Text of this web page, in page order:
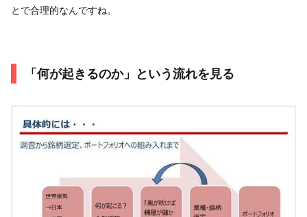
とで合理的なんですね。
「何が起きるのか」という流れを見る